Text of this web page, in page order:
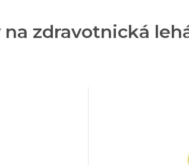
zdravotnická